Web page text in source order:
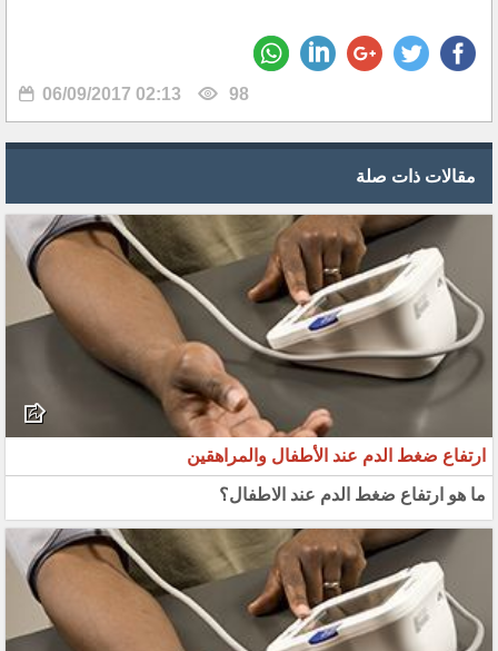
06/09/2017 02:13 98
مقالات ذات صلة
ارتفاع ضغط الدم عند الأطفال والمراهقين
ما هو ارتفاع ضغط الدم عند الاطفال؟